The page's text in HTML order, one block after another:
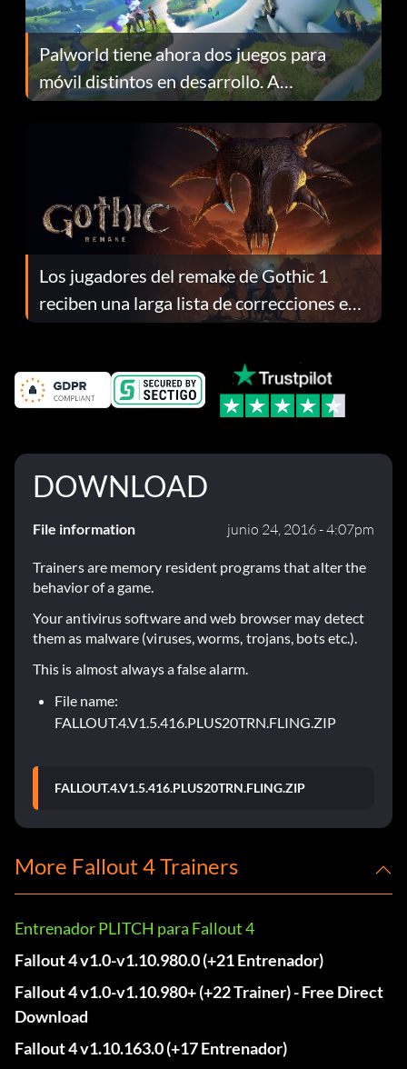
Palworld tiene ahora dos juegos para
móvil distintos en desarrollo. A
continuación te explicamos por qué.
Los jugadores del remake de Gothic 1
reciben una larga lista de correcciones en
el parche 1.0.4
DOWNLOAD
File information junio 24, 2016 - 4:07pm
Trainers are memory resident programs that alter the
behavior of a game.
Your antivirus software and web browser may detect
them as malware (viruses, worms, trojans, bots etc.).
This is almost always a false alarm.
File name:
FALLOUT.4.V1.5.416.PLUS20TRN.FLING.ZIP
FALLOUT.4.V1.5.416.PLUS20TRN.FLING.ZIP
More Fallout 4 Trainers
Entrenador PLITCH para Fallout 4
Fallout 4 v1.0-v1.10.980.0 (+21 Entrenador)
Fallout 4 v1.0-v1.10.980+ (+22 Trainer) - Free Direct
Download
Fallout 4 v1.10.163.0 (+17 Entrenador)